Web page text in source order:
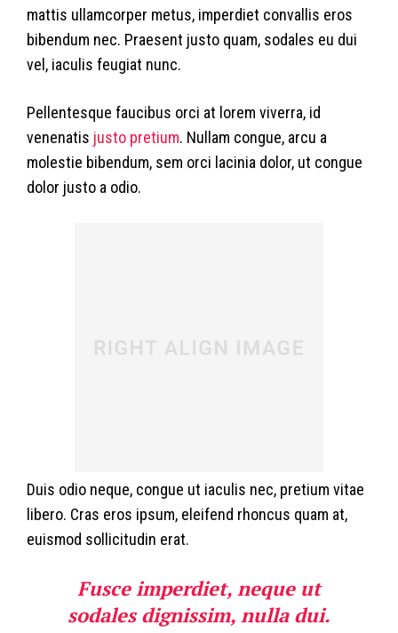
mattis ullamcorper metus, imperdiet convallis eros
bibendum nec. Praesent justo quam, sodales eu dui
vel, iaculis feugiat nunc.
Pellentesque faucibus orci at lorem viverra, id
venenatis justo pretium. Nullam congue, arcu a
molestie bibendum, sem orci lacinia dolor, ut congue
dolor justo a odio.
Duis odio neque, congue ut iaculis nec, pretium vitae
libero. Cras eros ipsum, eleifend rhoncus quam at,
euismod sollicitudin erat.
Fusce imperdiet, neque ut
sodales dignissim, nulla dui.